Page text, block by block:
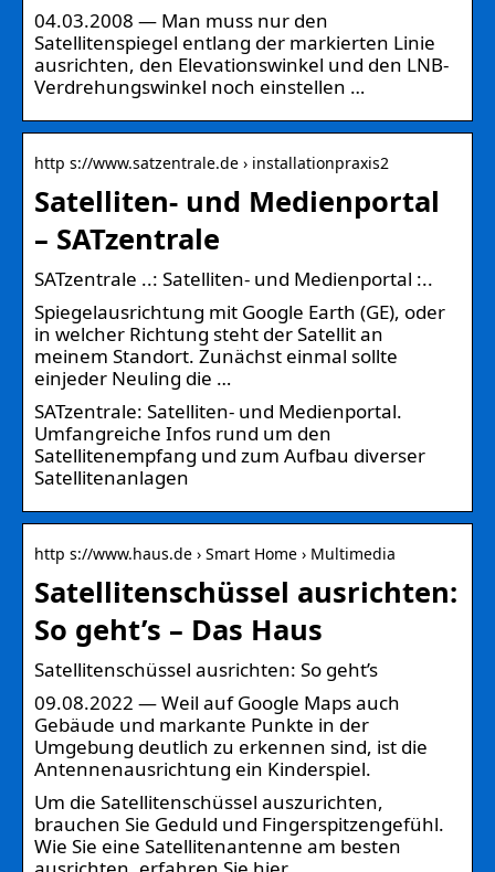
04.03.2008 — Man muss nur den
Satellitenspiegel entlang der markierten Linie
ausrichten, den Elevationswinkel und den LNB-
Verdrehungswinkel noch einstellen …
http s://www.satzentrale.de › installationpraxis2
Satelliten- und Medienportal
– SATzentrale
SATzentrale ..: Satelliten- und Medienportal :..
Spiegelausrichtung mit Google Earth (GE), oder
in welcher Richtung steht der Satellit an
meinem Standort. Zunächst einmal sollte
einjeder Neuling die …
SATzentrale: Satelliten- und Medienportal.
Umfangreiche Infos rund um den
Satellitenempfang und zum Aufbau diverser
Satellitenanlagen
http s://www.haus.de › Smart Home › Multimedia
Satellitenschüssel ausrichten:
So geht’s – Das Haus
Satellitenschüssel ausrichten: So geht’s
09.08.2022 — Weil auf Google Maps auch
Gebäude und markante Punkte in der
Umgebung deutlich zu erkennen sind, ist die
Antennenausrichtung ein Kinderspiel.
Um die Satellitenschüssel auszurichten,
brauchen Sie Geduld und Fingerspitzengefühl.
Wie Sie eine Satellitenantenne am besten